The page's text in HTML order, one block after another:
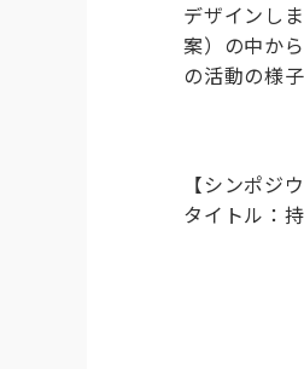
デザインし
案）の中か
の活動の様
【シンポジ
タイトル：